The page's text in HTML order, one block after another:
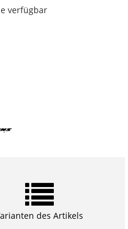
verfügbar
des Artikels